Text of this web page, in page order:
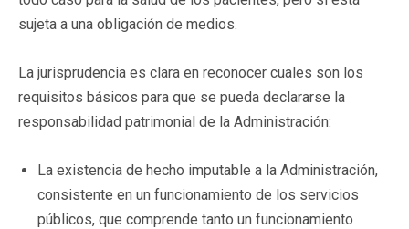
sujeta a una obligación de medios.
La jurisprudencia es clara en reconocer cuales son los
requisitos básicos para que se pueda declararse la
responsabilidad patrimonial de la Administración:
La existencia de hecho imputable a la Administración,
consistente en un funcionamiento de los servicios
públicos, que comprende tanto un funcionamiento